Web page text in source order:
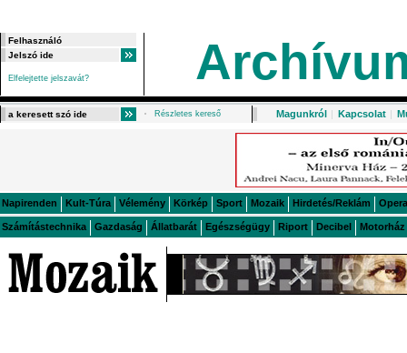
Elfelejtette jelszavát?
Részletes kereső Magunkról | Kapcsolat |
Napirenden Kult-Túra Vélemény Körkép Sport Mozaik Hirdetés/Reklám Opera
Számítástechnika Gazdaság Állatbarát Egészségügy Riport Decibel Motorház